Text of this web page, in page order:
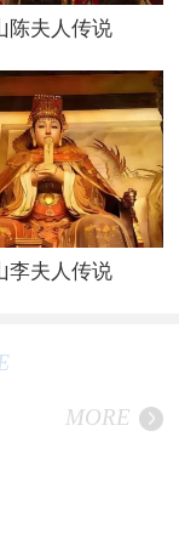
陈夫人传说
李夫人传说
MORE